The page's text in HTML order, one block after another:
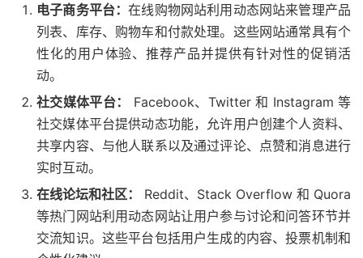
电子商务平台：在线购物网站利用动态网站来管理产品
列表、库存、购物车和付款处理。这些网站通常具有个
性化的用户体验、推荐产品并提供有针对性的促销活
动。
社交媒体平台：
Facebook、Twitter 和 Instagram 等
社交媒体平台提供动态功能，允许用户创建个人资料、
共享内容、与他人联系以及通过评论、点赞和消息进行
实时互动。
在线论坛和社区：
Reddit、Stack Overflow 和 Quora
等热门网站利用动态网站让用户参与讨论和问答环节并
交流知识。这些平台包括用户生成的内容、投票机制和